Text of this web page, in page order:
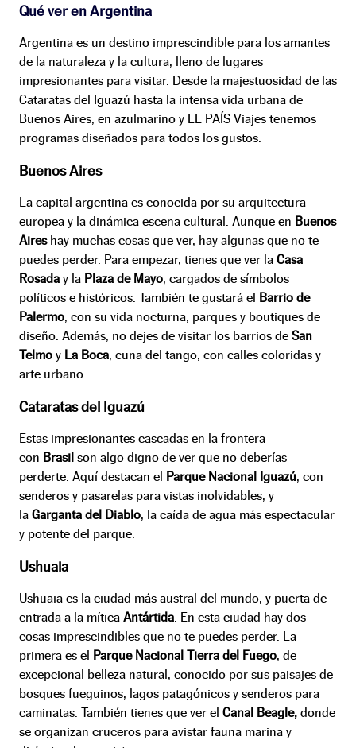
Qué ver en Argentina
Argentina es un destino imprescindible para los amantes
de la naturaleza y la cultura, lleno de lugares
impresionantes para visitar. Desde la majestuosidad de las
Cataratas del Iguazú hasta la intensa vida urbana de
Buenos Aires, en azulmarino y EL PAÍS Viajes tenemos
programas diseñados para todos los gustos.
Buenos Aires
La capital argentina es conocida por su arquitectura
europea y la dinámica escena cultural. Aunque en Buenos
Aireshay muchas cosas que ver, hay algunas que no te
puedes perder. Para empezar, tienes que ver la Casa
Rosada y la Plaza de Mayo, cargados de símbolos
políticos e históricos. También te gustará el Barrio de
Palermo, con su vida nocturna, parques y boutiques de
diseño. Además, no dejes de visitar los barrios de San
Telmo y La Boca, cuna del tango, con calles coloridas y
arte urbano.
Cataratas del Iguazú
Estas impresionantes cascadas en la frontera
con Brasil son algo digno de ver que no deberías
perderte. Aquí destacan el Parque Nacional Iguazú, con
senderos y pasarelas para vistas inolvidables, y
la Garganta del Diablo, la caída de agua más espectacular
y potente del parque.
Ushuaia
Ushuaia es la ciudad más austral del mundo, y puerta de
entrada a la mítica Antártida. En esta ciudad hay dos
cosas imprescindibles que no te puedes perder. La
primera es el Parque Nacional Tierra del Fuego, de
excepcional belleza natural, conocido por sus paisajes de
bosques fueguinos, lagos patagónicos y senderos para
caminatas. También tienes que ver el Canal Beagle, donde
se organizan cruceros para avistar fauna marina y